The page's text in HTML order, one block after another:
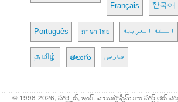
Français 한국어
Português ภาษาไทย اللغة العربية
தமிழ் తెలుగు فارسی
© 1998-2026, హార్ట్లైట్, ఇంక్. వాయిస్హోఫ్హీమ్.కాం హార్ట్ లైట్